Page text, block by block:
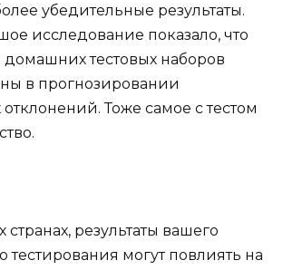
убедительные результаты.
исследование показало, что
тестовых наборов
в прогнозировании
отклонений. Тоже самое с тестом
странах, результаты вашего
тестирования могут повлиять на